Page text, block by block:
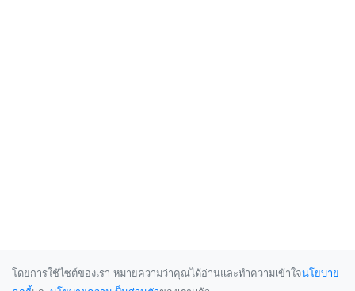
โดยการใช้ไซต์ของเรา หมายความว่าคุณได้อ่านและทำความเข้าใจนโยบาย